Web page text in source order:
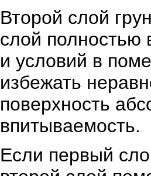
Второй слой
слой полностью
и условий в
избежать
поверхность
впитываемость.
Если первый